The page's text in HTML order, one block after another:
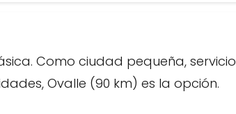
Como ciudad pequeña,
Ovalle (90 km) es la opción.